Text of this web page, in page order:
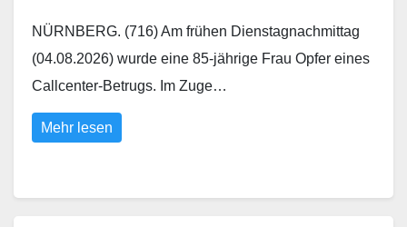
NÜRNBERG. (716) Am frühen Dienstagnachmittag
(04.08.2026) wurde eine 85-jährige Frau Opfer eines
Callcenter-Betrugs. Im Zuge…
Mehr lesen